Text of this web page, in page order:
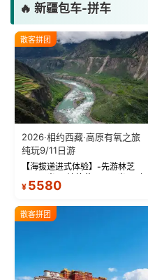
🔥 新疆包车-拼车
散客拼团
2026·相约西藏·高原有氧之旅
纯玩9/11日游
【海拔递进式体验】-先游林芝
(2900米)再访拉萨(3650米)，亲
测 99%游客零高反 。 【贴心保
反根本不是事儿 ！ 【无人机航
拍】-雪山/圣湖/...
¥ 5580
散客拼团